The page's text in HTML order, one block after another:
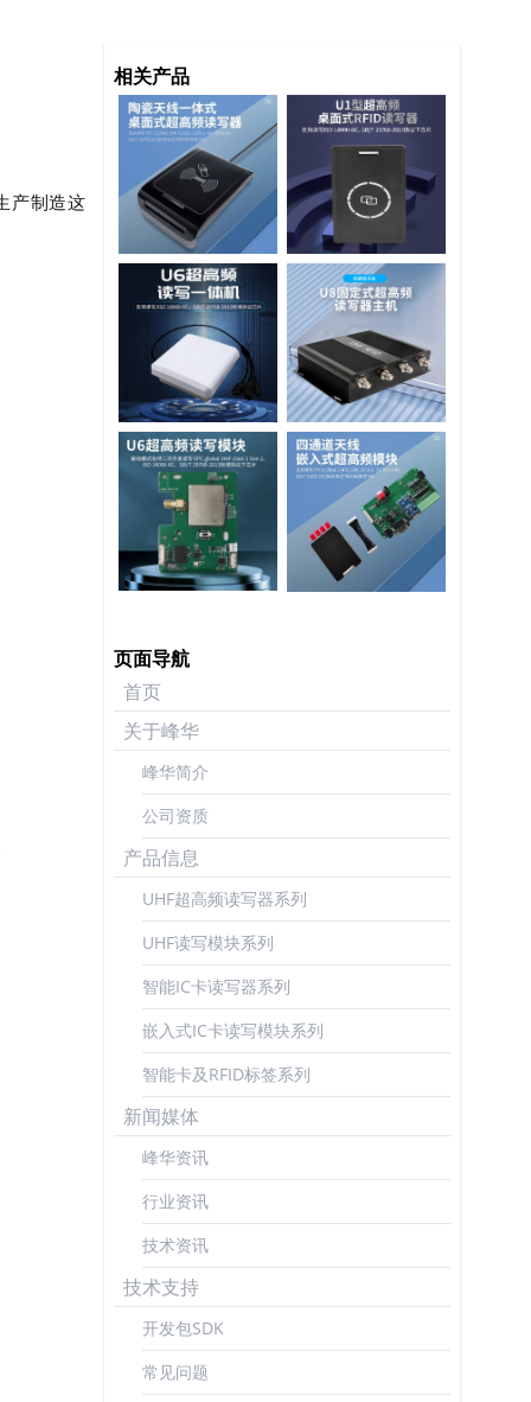
产制造这
相关产品
页面导航
首页
关于峰华
峰华简介
公司资质
产品信息
UHF超高频读写器系列
UHF读写模块系列
智能IC卡读写器系列
嵌入式IC卡读写模块系列
智能卡及RFID标签系列
新闻媒体
峰华资讯
行业资讯
技术资讯
技术支持
开发包SDK
常见问题